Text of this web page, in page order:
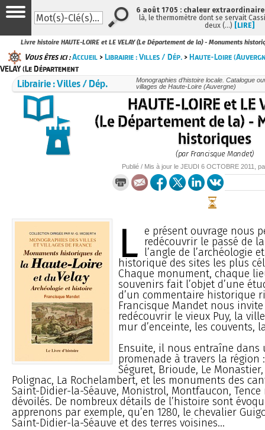
Livre histoire HAUTE-LOIRE et LE VELAY (Le Département de la) - Monuments
Vous êtes ici :Accueil >Librairie : Villes / Dép. >Haute-Loire
VELAY (Le Département
Librairie : Villes / Dép.
Monographies d’histoire locale. Catalogue
villages de Haute-Loire (Auvergne)
HAUTE-LOIRE et LE
(Le Département de la) -
historiques
(par Francisque Mandet)
Publié / Mis à jour le JEUDI 6 OCTOBRE 2011 ,
L e présent ouvrage nous
redécouvrir le passé de
l’angle de l’archéologie
historique des sites les plus
Chaque monument, chaque
souvenirs fait l’objet d’une
d’un commentaire historique
Francisque Mandet nous
redécouvrir le vieux Puy, la
mur d’enceinte, les couvents,
Ensuite, il nous entraîne dans
promenade à travers la région
Séguret, Brioude, Le
Polignac, La Rochelambert, et les monuments des
Saint-Didier-la-Séauve, Monistrol, Montfaucon,
dévoilés. De nombreux détails de l’histoire sont
apprenons par exemple, qu’en 1280, le chevalier
Saint-Didier-la-Séauve et des terres voisines...
6 août 1705 : chaleur
là, le thermomètre dont se servait
deux (…) [LIRE]